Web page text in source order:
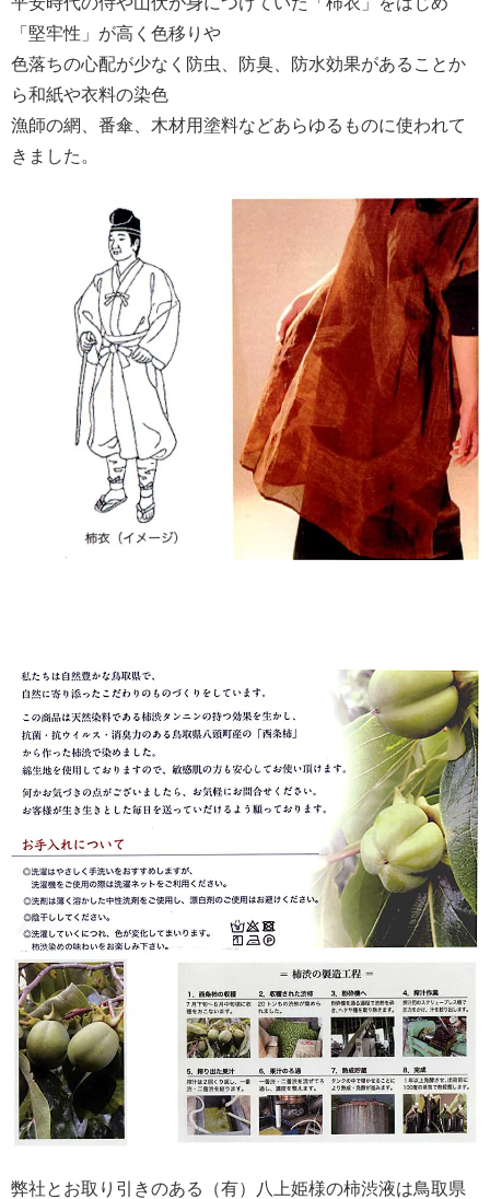
「堅牢性」が高く色移りや
色落ちの心配が少なく防虫、防臭、防水効果があることか
ら和紙や衣料の染色
漁師の網、番傘、木材用塗料などあらゆるものに使われて
きました。
弊社とお取り引きのある（有）八上姫様の柿渋液は鳥取県